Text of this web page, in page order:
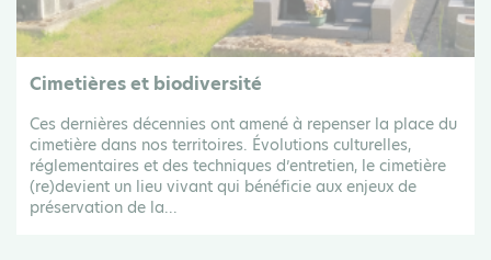
Cimetières et biodiversité
Ces dernières décennies ont amené à repenser la place du
cimetière dans nos territoires. Évolutions culturelles,
réglementaires et des techniques d’entretien, le cimetière
(re)devient un lieu vivant qui bénéficie aux enjeux de
préservation de la...